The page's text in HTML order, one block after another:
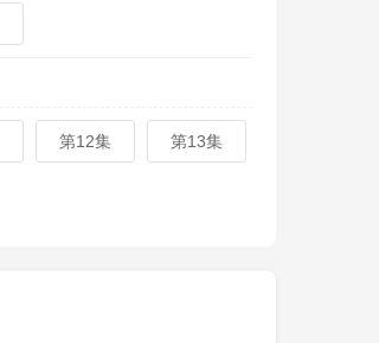
第12集 第13集